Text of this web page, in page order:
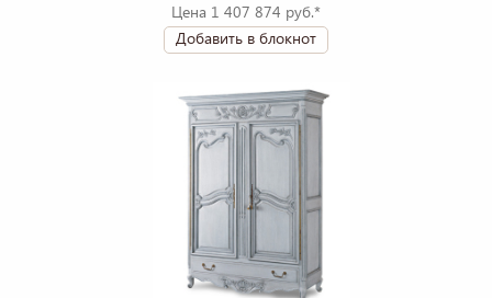
Цена 1 407 874 руб.*
Добавить в блокнот